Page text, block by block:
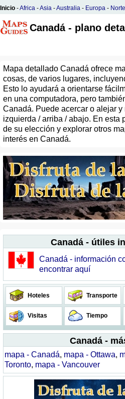
Inicio -Africa -Asia -Australia - Europa -
Canadá - plano
Mapa detallado Canadá ofrece
cosas, de varios lugares,
Esto lo ayudará a orientarse
en una computadora, pero
Canadá. Puede acercar o alejar
izquierda / arriba / abajo. En esta
de su elección y explorar otros
interés en Canadá.
Canadá - útiles
Canadá - información
encontrar aquí
Hoteles Transporte
Visitas Tiempo
Canadá -
mapa - Canadá, mapa - Ottawa,
Toronto, mapa - Vancouver